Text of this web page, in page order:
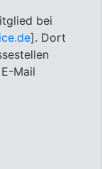
bei
]. Dort
Mail